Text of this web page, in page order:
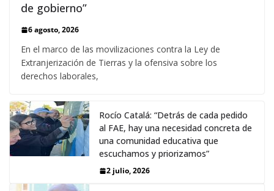
de gobierno”
6 agosto, 2026
En el marco de las movilizaciones contra la Ley de
Extranjerización de Tierras y la ofensiva sobre los
derechos laborales,
Rocío Catalá: “Detrás de cada pedido
al FAE, hay una necesidad concreta de
una comunidad educativa que
escuchamos y priorizamos”
2 julio, 2026